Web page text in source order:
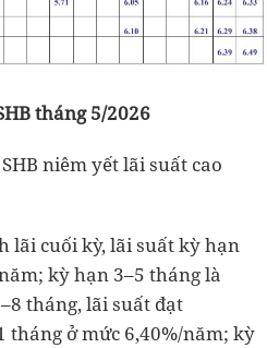
tháng 5/2026
niêm yết lãi suất cao
lãi cuối kỳ, lãi suất kỳ hạn
kỳ hạn 3–5 tháng là
tháng, lãi suất đạt
tháng ở mức 6,40%/năm; kỳ